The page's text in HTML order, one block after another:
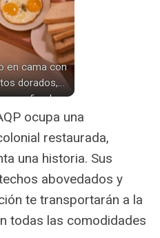
en cama con
dorados,
fiambres
y jugo de
una bandeja
cálida.
ocupa una
restaurada,
una historia. Sus
abovedados y
te transportarán a la
todas las comodidades